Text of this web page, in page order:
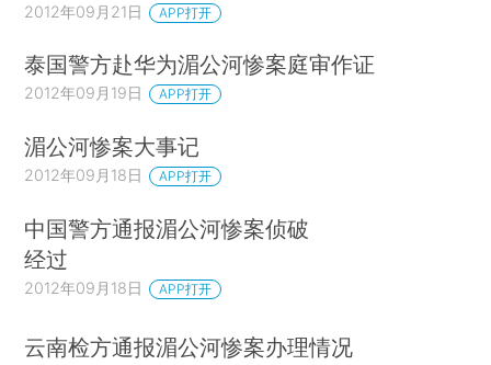
2012年09月21日 APP打开
泰国警方赴华为湄公河惨案庭审作证
2012年09月19日 APP打开
湄公河惨案大事记
2012年09月18日 APP打开
中国警方通报湄公河惨案侦破
经过
2012年09月18日 APP打开
云南检方通报湄公河惨案办理情况